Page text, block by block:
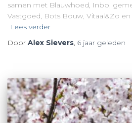
samen met Blauwhoed, Inbo,
Vastgoed, Bots Bouw, Vitaal&Zo
Lees verder
Door Alex Sievers, 6 jaar geleden